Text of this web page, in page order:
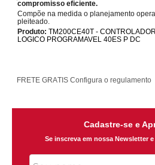
compromisso eficiente.
Compõe na medida o planejamento
pleiteado.
Produto: TM200CE40T - CONTROLADOR
LOGICO PROGRAMAVEL 40ES P DC
FRETE GRÁTISConfigura o regulamento
Cadastre-se e
Se inscreva em nossa Newsletter